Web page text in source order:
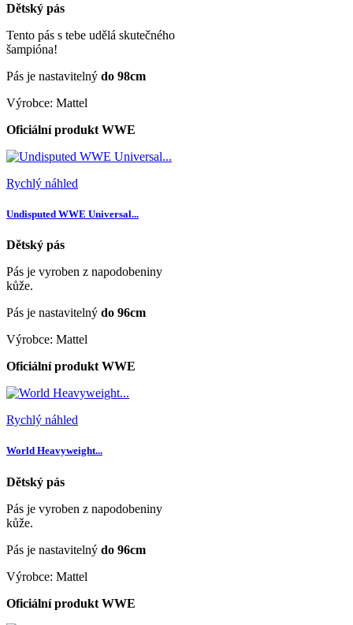
Dětský pás
Tento pás s tebe udělá skutečného
šampióna!
Pás je nastavitelný do 98cm
Výrobce: Mattel
Oficiální produkt WWE
Rychlý náhled
Undisputed WWE Universal...
Dětský pás
Pás je vyroben z napodobeniny
kůže.
Pás je nastavitelný do 96cm
Výrobce: Mattel
Oficiální produkt WWE
Rychlý náhled
World Heavyweight...
Dětský pás
Pás je vyroben z napodobeniny
kůže.
Pás je nastavitelný do 96cm
Výrobce: Mattel
Oficiální produkt WWE